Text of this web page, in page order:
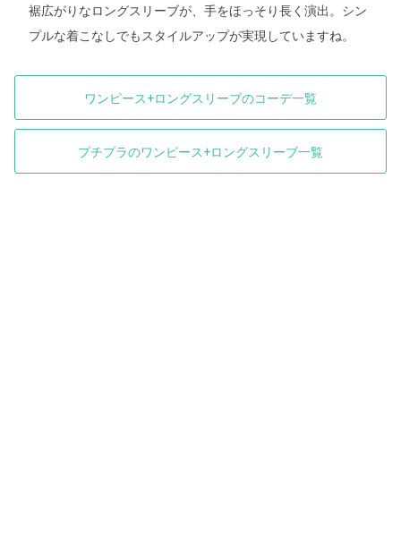
裾広がりなロングスリーブが、手をほっそり長く演出。シン
プルな着こなしでもスタイルアップが実現していますね。
ワンピース+ロングスリーブのコーデ一覧
プチプラのワンピース+ロングスリーブ一覧